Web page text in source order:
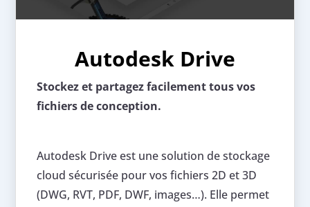
Autodesk Drive
Stockez et partagez facilement tous vos
fichiers de conception.
Autodesk Drive est une solution de stockage
cloud sécurisée pour vos fichiers 2D et 3D
(DWG, RVT, PDF, DWF, images…). Elle permet